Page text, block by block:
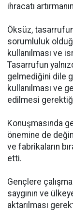
ihracatı
Öksüz,
sorumluluk
kullanılması ve
Tasarrufun
gelmediğini dile
kullanılması ve
edilmesi
Konuşmasında
önemine de
ve fabrikaların
etti.
Gençlere
saygının ve
aktarılması